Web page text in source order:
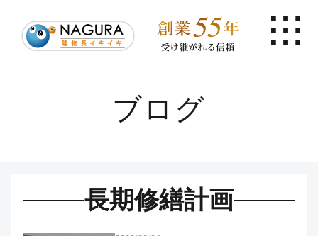
ブログ
長期修繕計画